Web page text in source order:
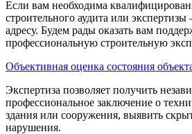
Если вам необходима
строительного аудита или
адресу. Будем рады оказать вам
профессиональную строительную
Объективная оценка состояния
Экспертиза позволяет получить
профессиональное заключение о
здания или сооружения, выявить
нарушения.